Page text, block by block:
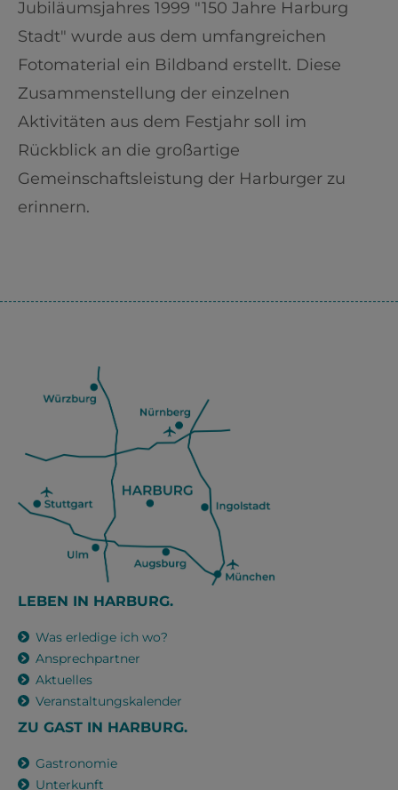
Jubiläumsjahres 1999 "150 Jahre Harburg
Stadt" wurde aus dem umfangreichen
Fotomaterial ein Bildband erstellt. Diese
Zusammenstellung der einzelnen
Aktivitäten aus dem Festjahr soll im
Rückblick an die großartige
Gemeinschaftsleistung der Harburger zu
erinnern.
LEBEN IN HARBURG.
Was erledige ich wo?
Ansprechpartner
Aktuelles
Veranstaltungskalender
ZU GAST IN HARBURG.
Gastronomie
Unterkunft